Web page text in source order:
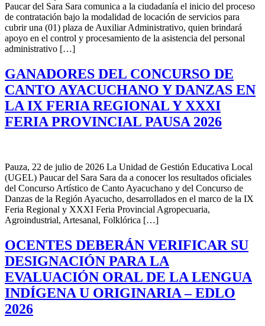
Paucar del Sara Sara comunica a la ciudadanía el inicio del proceso
de contratación bajo la modalidad de locación de servicios para
cubrir una (01) plaza de Auxiliar Administrativo, quien brindará
apoyo en el control y procesamiento de la asistencia del personal
administrativo […]
GANADORES DEL CONCURSO DE
CANTO AYACUCHANO Y DANZAS EN
LA IX FERIA REGIONAL Y XXXI
FERIA PROVINCIAL PAUSA 2026
Pauza, 22 de julio de 2026 La Unidad de Gestión Educativa Local
(UGEL) Paucar del Sara Sara da a conocer los resultados oficiales
del Concurso Artístico de Canto Ayacuchano y del Concurso de
Danzas de la Región Ayacucho, desarrollados en el marco de la IX
Feria Regional y XXXI Feria Provincial Agropecuaria,
Agroindustrial, Artesanal, Folklórica […]
OCENTES DEBERÁN VERIFICAR SU
DESIGNACIÓN PARA LA
EVALUACIÓN ORAL DE LA LENGUA
INDÍGENA U ORIGINARIA – EDLO
2026